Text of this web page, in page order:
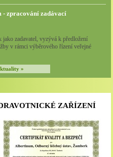
zpracování zadávací
zadavatel, vyzývá k předložení
v rámci výběrového řízení veřejné
»
ZAŘÍZENÍ